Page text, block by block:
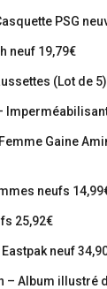
PSG
neuf 19,79€
(Lot de
Gaine
neufs
25,92€
neuf
Album illustré